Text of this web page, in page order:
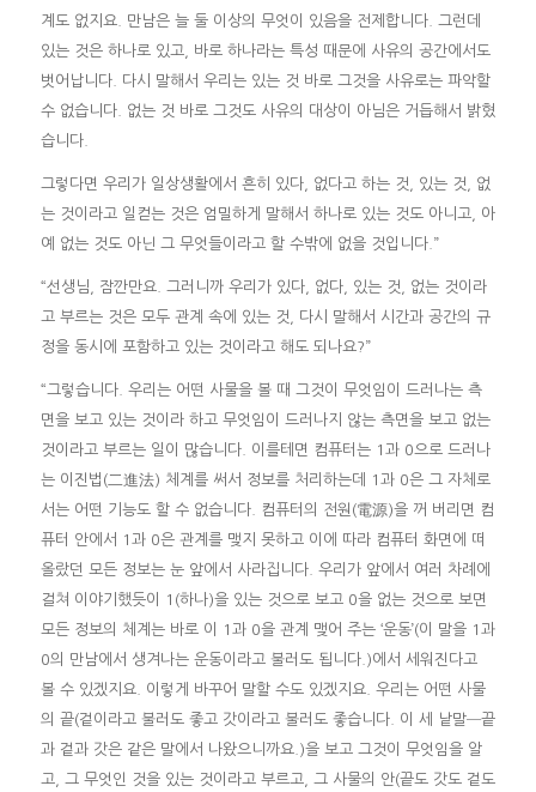
계도 없지요. 만남은 늘 둘 이상의 무엇이 있음을 전제합니다. 그런데
있는 것은 하나로 있고, 바로 하나라는 특성 때문에 사유의 공간에서도
벗어납니다. 다시 말해서 우리는 있는 것 바로 그것을 사유로는 파악할
수 없습니다. 없는 것 바로 그것도 사유의 대상이 아님은 거듭해서 밝혔
습니다.
그렇다면 우리가 일상생활에서 흔히 있다, 없다고 하는 것, 있는 것, 없
는 것이라고 일컫는 것은 엄밀하게 말해서 하나로 있는 것도 아니고, 아
예 없는 것도 아닌 그 무엇들이라고 할 수밖에 없을 것입니다.”
“선생님, 잠깐만요. 그러니까 우리가 있다, 없다, 있는 것, 없는 것이라
고 부르는 것은 모두 관계 속에 있는 것, 다시 말해서 시간과 공간의 규
정을 동시에 포함하고 있는 것이라고 해도 되나요?”
“그렇습니다. 우리는 어떤 사물을 볼 때 그것이 무엇임이 드러나는 측
면을 보고 있는 것이라 하고 무엇임이 드러나지 않는 측면을 보고 없는
것이라고 부르는 일이 많습니다. 이를테면 컴퓨터는 1과 0으로 드러나
는 이진법(二進法) 체계를 써서 정보를 처리하는데 1과 0은 그 자체로
서는 어떤 기능도 할 수 없습니다. 컴퓨터의 전원(電源)을 꺼 버리면 컴
퓨터 안에서 1과 0은 관계를 맺지 못하고 이에 따라 컴퓨터 화면에 떠
올랐던 모든 정보는 눈 앞에서 사라집니다. 우리가 앞에서 여러 차례에
걸쳐 이야기했듯이 1(하나)을 있는 것으로 보고 0을 없는 것으로 보면
모든 정보의 체계는 바로 이 1과 0을 관계 맺어 주는 ‘운동’(이 말을 1과
0의 만남에서 생겨나는 운동이라고 불러도 됩니다.)에서 세워진다고
볼 수 있겠지요. 이렇게 바꾸어 말할 수도 있겠지요. 우리는 어떤 사물
의 끝(겉이라고 불러도 좋고 갓이라고 불러도 좋습니다. 이 세 낱말─끝
과 겉과 갓은 같은 말에서 나왔으니까요.)을 보고 그것이 무엇임을 알
고, 그 무엇인 것을 있는 것이라고 부르고, 그 사물의 안(끝도 갓도 겉도